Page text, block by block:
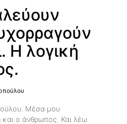
Η λογική
Μέσα μου
και ο άνθρωπος. Και λέω